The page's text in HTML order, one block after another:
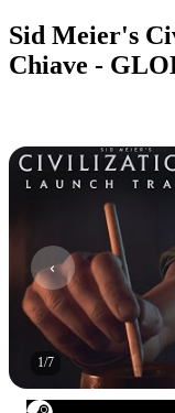
Sid Meier's
Chiave -
1/7